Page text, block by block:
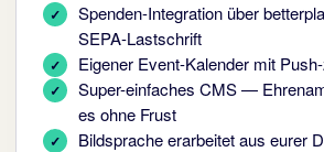
Spenden-Integration über
SEPA-Lastschrift
Eigener Event-Kalender mit
Super-einfaches CMS —
es ohne Frust
Bildsprache erarbeitet aus eurer